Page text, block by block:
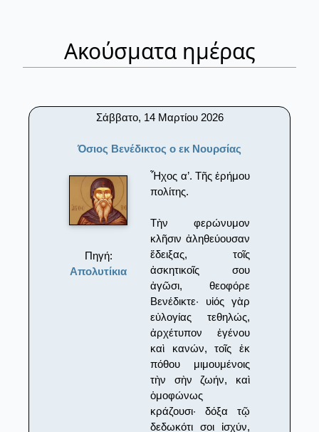
Ακούσματα ημέρας
Σάββατο, 14 Μαρτίου 2026
Όσιος Βενέδικτος ο εκ Νουρσίας
Πηγή:
Απολυτίκια
Ἦχος α’. Τῆς ἐρήμου
πολίτης.
Τὴν φερώνυμον
κλῆσιν ἀληθεύουσαν
ἔδειξας, τοῖς
ἀσκητικοῖς σου
ἀγῶσι, θεοφόρε
Βενέδικτε· υἱός γὰρ
εὐλογίας τεθηλώς,
ἀρχέτυπον ἐγένου
καὶ κανών, τοῖς ἐκ
πόθου μιμουμένοις
τὴν σὴν ζωήν, καὶ
ὁμοφώνως
κράζουσι· δόξα τῷ
δεδωκότι σοι ἰσχύν,